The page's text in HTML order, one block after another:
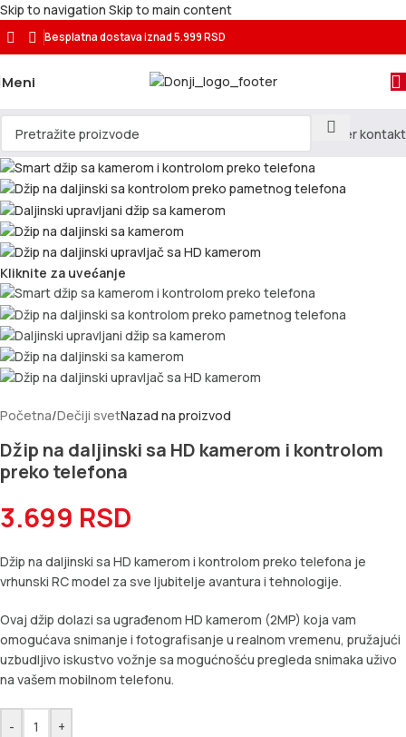
Skip to navigation Skip to main content
Besplatna dostava iznad 5.999 RSD
Meni
Kliknite za uvećanje
Početna/Dečiji svetNazad na proizvod
Džip na daljinski sa HD kamerom i kontrolom
preko telefona
3.699 RSD
Džip na daljinski sa HD kamerom i kontrolom preko telefona je
vrhunski RC model za sve ljubitelje avantura i tehnologije.
Ovaj džip dolazi sa ugrađenom HD kamerom (2MP) koja vam
omogućava snimanje i fotografisanje u realnom vremenu, pružajući
uzbudljivo iskustvo vožnje sa mogućnošću pregleda snimaka uživo
na vašem mobilnom telefonu.
- +